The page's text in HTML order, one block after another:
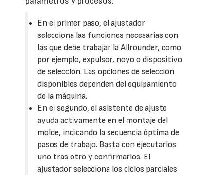
En el primer paso, el ajustador
selecciona las funciones necesarias con
las que debe trabajar la Allrounder, como
por ejemplo, expulsor, noyo o dispositivo
de selección. Las opciones de selección
disponibles dependen del equipamiento
de la máquina.
En el segundo, el asistente de ajuste
ayuda activamente en el montaje del
molde, indicando la secuencia óptima de
pasos de trabajo. Basta con ejecutarlos
uno tras otro y confirmarlos. El
ajustador selecciona los ciclos parciales